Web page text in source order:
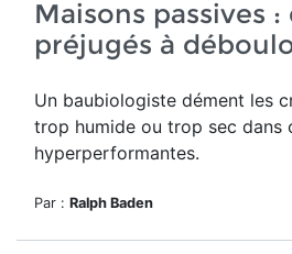
Maisons passives :
préjugés à
Un baubiologiste dément les
trop humide ou trop sec dans
hyperperformantes.
Par : Ralph Baden